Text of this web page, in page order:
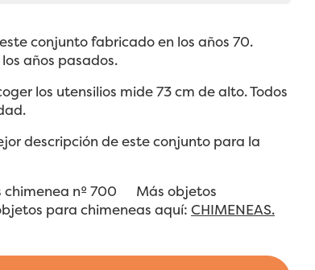
conjunto fabricado en los años 70.
años pasados.
los utensilios mide 73 cm de alto. Todos
descripción de este conjunto para la
chimenea nº 700 Más objetos
para chimeneas aquí: CHIMENEAS.